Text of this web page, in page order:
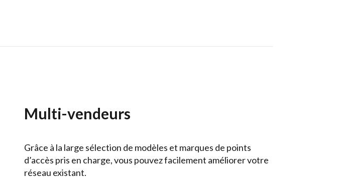
Multi-vendeurs
Grâce à la large sélection de modèles et marques de points
d’accès pris en charge, vous pouvez facilement améliorer votre
réseau existant.